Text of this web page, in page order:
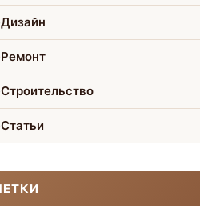
Дизайн
Ремонт
Строительство
Статьи